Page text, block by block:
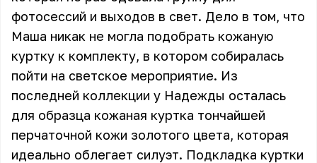
фотосессий и выходов в свет. Дело в том, что
Маша никак не могла подобрать кожаную
куртку к комплекту, в котором собиралась
пойти на светское мероприятие. Из
последней коллекции у Надежды осталась
для образца кожаная куртка тончайшей
перчаточной кожи золотого цвета, которая
идеально облегает силуэт. Подкладка куртки